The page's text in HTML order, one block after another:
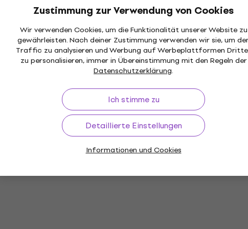
Zustimmung zur Verwendung von Cookies
Wir verwenden Cookies, um die Funktionalität unserer Website zu
gewährleisten. Nach deiner Zustimmung verwenden wir sie, um
Traffic zu analysieren und Werbung auf Werbeplattformen
zu personalisieren, immer in Übereinstimmung mit den Regeln der
Datenschutzerklärung.
Ich stimme zu
Detaillierte Einstellungen
Informationen und Cookies